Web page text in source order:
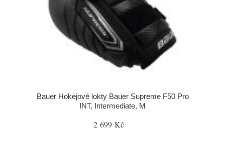
Bauer Hokejové lokty Bauer Supreme F50 Pro
INT, Intermediate, M
2 699 Kč